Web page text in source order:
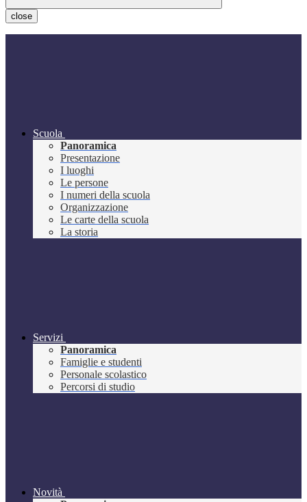
close
Scuola
Panoramica
Presentazione
I luoghi
Le persone
I numeri della scuola
Organizzazione
Le carte della scuola
La storia
Servizi
Panoramica
Famiglie e studenti
Personale scolastico
Percorsi di studio
Novità